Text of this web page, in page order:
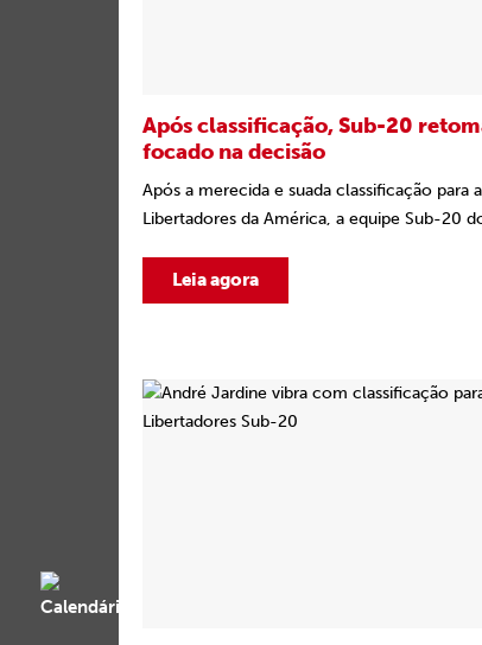
Após classificação, Sub-20
focado na decisão
Após a merecida e suada classificação para
Libertadores da América, a equipe Sub-20
Leia agora